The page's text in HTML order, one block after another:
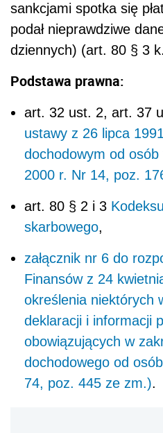
sankcjami spotka się
podał nieprawdziwe
dziennych) (art. 80 § 3
Podstawa prawna:
art. 32 ust. 2, art. 37
ustawy z 26 lipca
dochodowym od
2000 r. Nr 14, poz.
art. 80 § 2 i 3
skarbowego,
załącznik nr 6 do
Finansów z 24
określenia niektórych
deklaracji i informacji
obowiązujących w
dochodowego od
74, poz. 445 ze zm.).